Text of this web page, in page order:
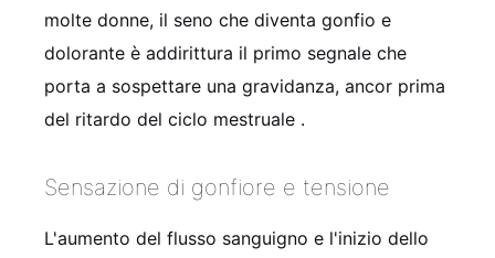
molte donne, il seno che diventa gonfio e
dolorante è addirittura il primo segnale che
porta a sospettare una gravidanza, ancor prima
del ritardo del ciclo mestruale .
Sensazione di gonfiore e tensione
L'aumento del flusso sanguigno e l'inizio dello